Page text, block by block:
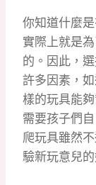
你知道什麼
實際上就是
的。因此，
許多因素，
樣的玩具能
需要孩子們
爬玩具雖然
驗新玩意兒的